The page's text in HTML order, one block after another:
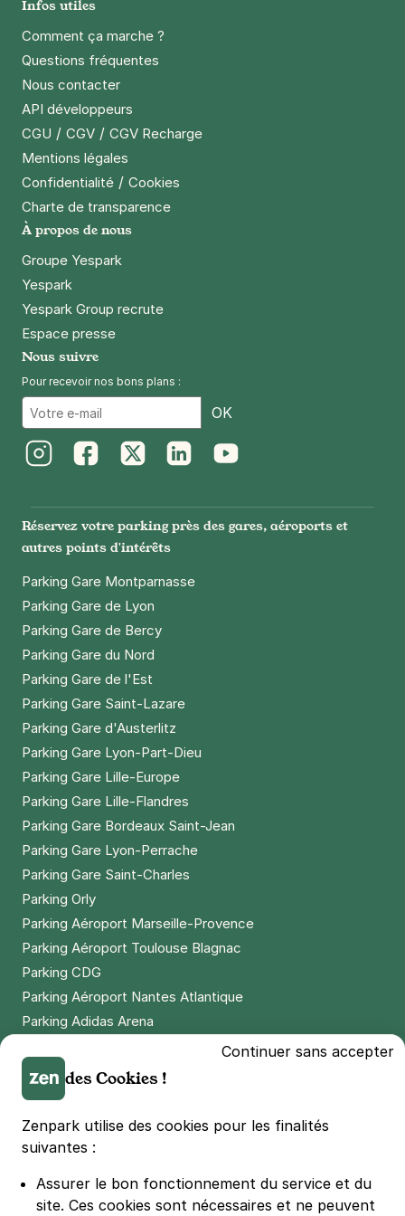
+ Abonnements disponibles
Reims - Croix du Sud - Saint Phalle
51100Reims
4,3(23 avis)
0,50 €
Réserver
+ Abonnements disponibles
Rouge
16 place Maurice Utrillo
(126 avis)
0,50 €
/heure 5,50 €/jour,23 €/semaine
+ Abonnements disponibles
Infos utiles
Comment ça marche ?
Questions fréquentes
Nous contacter
API développeurs
CGU / CGV / CGV Recharge
Mentions légales
Confidentialité / Cookies
Charte de transparence
À propos de nous
Groupe Yespark
Yespark
Yespark Group recrute
Espace presse
Nous suivre
Pour recevoir nos bons plans :
OK
Réservez votre parking près des gares, aéroports et
autres points d'intérêts
Parking Gare Montparnasse
Parking Gare de Lyon
Parking Gare de Bercy
Parking Gare du Nord
Parking Gare de l'Est
Parking Gare Saint-Lazare
Parking Gare d'Austerlitz
Parking Gare Lyon-Part-Dieu
Parking Gare Lille-Europe
Parking Gare Lille-Flandres
Parking Gare Bordeaux Saint-Jean
Parking Gare Lyon-Perrache
Parking Gare Saint-Charles
Parking Orly
Parking Aéroport Marseille-Provence
Parking Aéroport Toulouse Blagnac
Parking CDG
Parking Aéroport Nantes Atlantique
Parking Adidas Arena
Parking LDLC Arena
Parking Stade Pierre Mauroy
Parking Groupama Stadium
Parking Vélodrome
Parking Bercy
Continuer sans accepter
des Cookies !
Zenpark utilise des cookies pour les finalités
suivantes :
Assurer le bon fonctionnement du service et du
site. Ces cookies sont nécessaires et ne peuvent